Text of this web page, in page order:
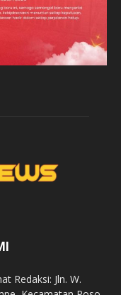
Redaksi: Jln. W.